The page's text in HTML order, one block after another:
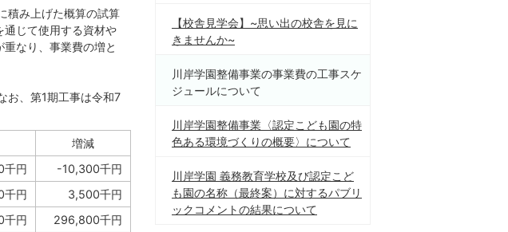
積み上げた概算の試算
通じて使用する資材や
なり、事業費の増と
お、第1期工事は令和7
増減
円
-10,300千円
円
3,500千円
千円
296,800千円
【校舎見学会】~思い出の校舎を見に
きませんか~
川岸学園整備事業の事業費の工事スケ
ジュールについて
川岸学園整備事業〈認定こども園の特
色ある環境づくりの概要〉について
川岸学園 義務教育学校及び認定こど
も園の名称（最終案）に対するパブリ
ックコメントの結果について